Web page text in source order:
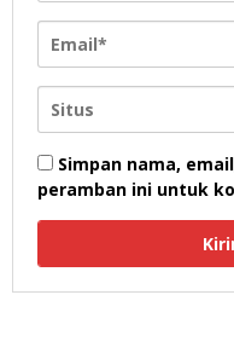
Simpan nama,
peramban ini untuk